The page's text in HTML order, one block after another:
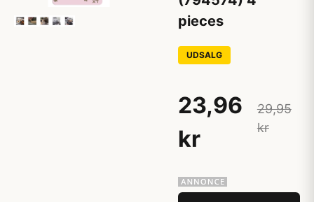
pieces
UDSALG
23,96
kr
29,95
kr